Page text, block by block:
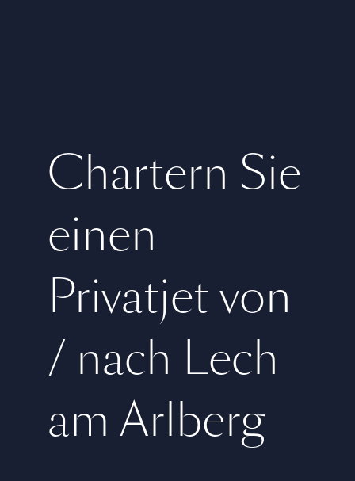
Chartern Sie
einen
Privatjet von
/ nach Lech
am Arlberg